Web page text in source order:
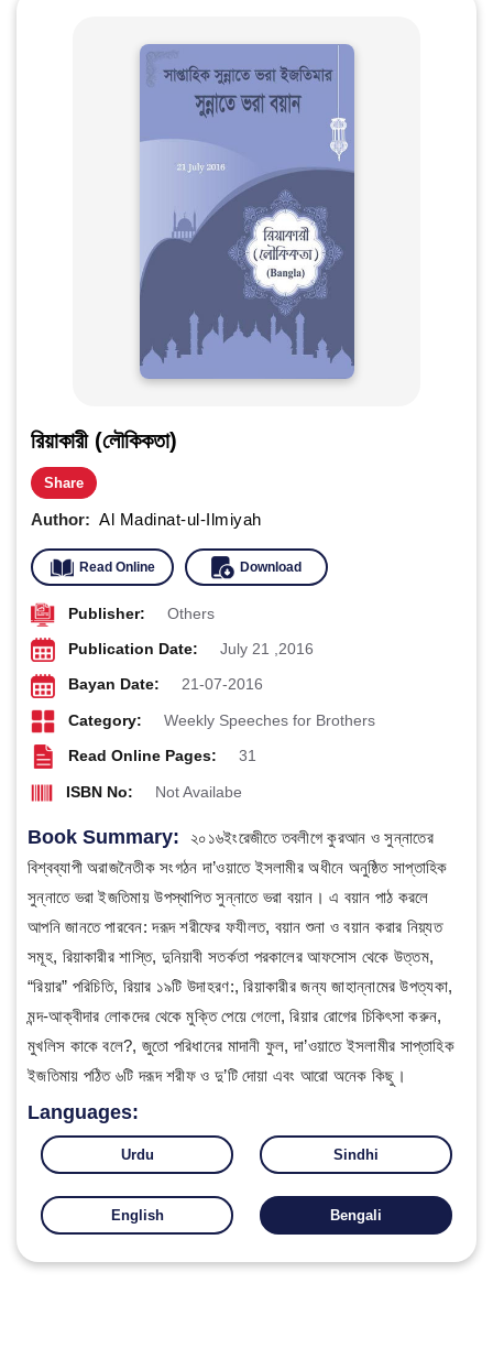
রিয়াকারী (লৌকিকতা)
Share
Author: Al Madinat-ul-Ilmiyah
Read Online Download
Publisher: Others
Publication Date: July 21 ,2016
Bayan Date: 21-07-2016
Category: Weekly Speeches for Brothers
Read Online Pages: 31
ISBN No: Not Availabe
Book Summary:
২০১৬ইংরেজীতে তবলীগে কুরআন ও সুন্নাতের
বিশ্বব্যাপী অরাজনৈতীক সংগঠন দা’ওয়াতে ইসলামীর অধীনে অনুষ্ঠিত সাপ্তাহিক
সুন্নাতে ভরা ইজতিমায় উপস্থাপিত সুন্নাতে ভরা বয়ান। এ বয়ান পাঠ করলে
আপনি জানতে পারবেন: দরূদ শরীফের ফযীলত, বয়ান শুনা ও বয়ান করার নিয়্যত
সমূহ, রিয়াকারীর শাস্তি, দুনিয়াবী সতর্কতা পরকালের আফসোস থেকে উত্তম,
“রিয়ার” পরিচিতি, রিয়ার ১৯টি উদাহরণ:, রিয়াকারীর জন্য জাহান্নামের উপত্যকা,
মন্দ-আক্বীদার লোকদের থেকে মুক্তি পেয়ে গেলো, রিয়ার রোগের চিকিৎসা করুন,
মুখলিস কাকে বলে?, জুতো পরিধানের মাদানী ফুল, দা’ওয়াতে ইসলামীর সাপ্তাহিক
ইজতিমায় পঠিত ৬টি দরূদ শরীফ ও দু’টি দোয়া এবং আরো অনেক কিছু।
Languages:
Urdu Sindhi
English Bengali